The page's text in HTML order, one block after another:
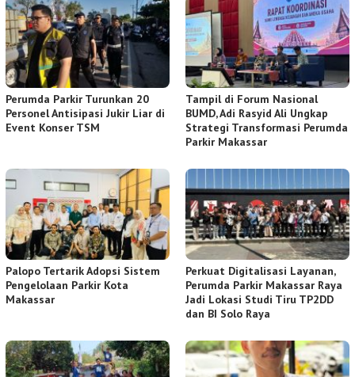
Perumda Parkir Turunkan 20
Personel Antisipasi Jukir Liar di
Event Konser TSM
Tampil di Forum Nasional
BUMD, Adi Rasyid Ali Ungkap
Strategi Transformasi Perumda
Parkir Makassar
Palopo Tertarik Adopsi Sistem
Pengelolaan Parkir Kota
Makassar
Perkuat Digitalisasi Layanan,
Perumda Parkir Makassar Raya
Jadi Lokasi Studi Tiru TP2DD
dan BI Solo Raya